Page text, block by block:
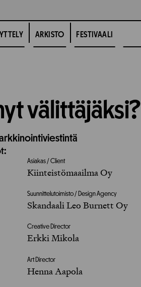
ARKISTO FESTIVAALI
välittäjäksi?
Asiakas / Client
Kiinteistömaailma Oy
Suunnittelutoimisto / Design Agency
Skandaali Leo Burnett Oy
Creative Director
Erkki Mikola
Art Director
Henna Aapola